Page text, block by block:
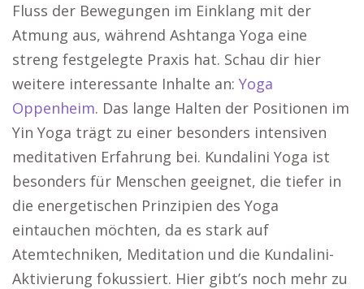
Fluss der Bewegungen im Einklang mit der
Atmung aus, während Ashtanga Yoga eine
streng festgelegte Praxis hat. Schau dir hier
weitere interessante Inhalte an: Yoga
Oppenheim. Das lange Halten der Positionen im
Yin Yoga trägt zu einer besonders intensiven
meditativen Erfahrung bei. Kundalini Yoga ist
besonders für Menschen geeignet, die tiefer in
die energetischen Prinzipien des Yoga
eintauchen möchten, da es stark auf
Atemtechniken, Meditation und die Kundalini-
Aktivierung fokussiert. Hier gibt’s noch mehr zu